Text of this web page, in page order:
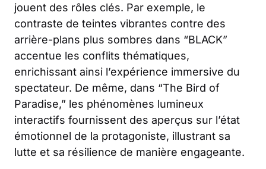
jouent des rôles clés. Par exemple, le
contraste de teintes vibrantes contre des
arrière-plans plus sombres dans “BLACK”
accentue les conflits thématiques,
enrichissant ainsi l’expérience immersive du
spectateur. De même, dans “The Bird of
Paradise,” les phénomènes lumineux
interactifs fournissent des aperçus sur l’état
émotionnel de la protagoniste, illustrant sa
lutte et sa résilience de manière engageante.